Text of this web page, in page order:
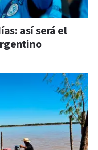
así será el